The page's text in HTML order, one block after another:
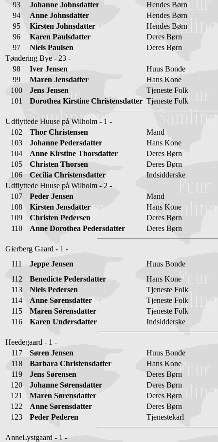
93 Johanne Johnsdatter
Hendes Børn
94
Anne Johnsdatter
Hendes Børn
95
Kirsten Johnsdatter
Hendes Børn
96
Karen Paulsdatter
Deres Børn
97
Niels Paulsen
Deres Børn
Tøndering Bye - 23 -
98
Iver Jensen
Huus Bonde
99
Maren Jensdatter
Hans Kone
100
Jens Jensen
Tjeneste Folk
101
Dorothea Kirstine Christensdatter Tjeneste Folk
Udflyttede Huuse på Wilholm - 1 -
102
Thor Christensen
Mand
103
Johanne Pedersdatter
Hans Kone
104
Anne Kirstine Thorsdatter
Deres Børn
105
Christen Thorsen
Deres Børn
106
Cecilia Christensdatter
Indsidderske
Udflyttede Huuse på Wilholm - 2 -
107
Peder Jensen
Mand
108
Kirsten Jensdatter
Hans Kone
109
Christen Pedersen
Deres Børn
110
Anne Dorothea Pedersdatter Deres Børn
Gierberg Gaard - 1 -
111
Jeppe Jensen
Huus Bonde
112
Benedicte Pedersdatter
Hans Kone
113
Niels Pedersen
Tjeneste Folk
114
Anne Sørensdatter
Tjeneste Folk
115
Maren Sørensdatter
Tjeneste Folk
116
Karen Undersdatter Indsidderske
Heedegaard - 1 -
117
Søren Jensen
Huus Bonde
118
Barbara Christensdatter
Hans Kone
119
Jens Sørensen
Deres Børn
120
Johanne Sørensdatter
Deres Børn
121
Maren Sørensdatter
Deres Børn
122
Anne Sørensdatter
Deres Børn
123
Peder Pederen Tjenestekarl
AnneLystgaard - 1 -